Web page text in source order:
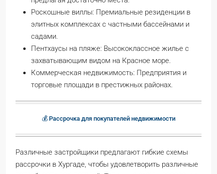
Роскошные виллы: Премиальные резиденции в
элитных комплексах с частными бассейнами и
садами.
Пентхаусы на пляже: Высококлассное жилье с
захватывающим видом на Красное море.
Коммерческая недвижимость: Предприятия и
торговые площади в престижных районах.
💰 Рассрочка для покупателей недвижимости
Различные застройщики предлагают гибкие схемы
рассрочки в Хургаде, чтобы удовлетворить различные